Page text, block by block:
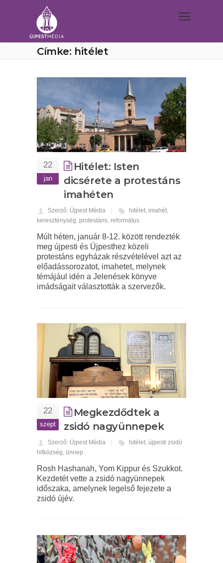
Címke: hitélet
22
jan
Hitélet: Isten
dicsérete a protestáns
imahéten
Szerző: Újpest Média hitélet, imahét,
kereszténység, protestáns, református
Múlt héten, január 8-12. között rendezték
meg újpesti és Újpesthez közeli
protestáns egyházak részvételével azt az
előadássorozatot, imahetet, melynek
témájául idén a Jelenések könyve
imádságait választották a szervezők.
22
szept
Megkezdődtek a
zsidó nagyünnepek
Szerző: Újpest Média hitélet, újpesti zsidó
hitközség, ünnep
Rosh Hashanah, Yom Kippur és Szukkot.
Kezdetét vette a zsidó nagyünnepek
időszaka, amelynek legelső fejezete a
zsidó újév.